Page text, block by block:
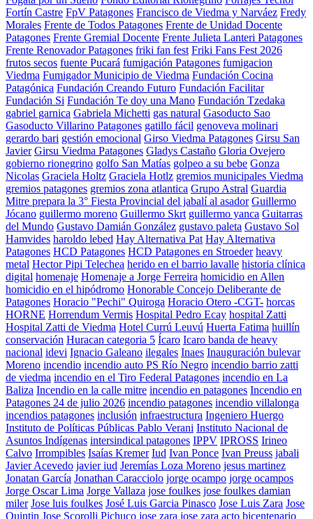
Fortín Castre FpV Patagones Francisco de Viedma y Narváez Fredy
Morales Frente de Todos Patagones Frente de Unidad Docente
Patagones Frente Gremial Docente Frente Julieta Lanteri Patagones
Frente Renovador Patagones friki fan fest Friki Fans Fest 2026
frutos secos fuente Pucará fumigación Patagones fumigacion
Viedma Fumigador Municipio de Viedma Fundación Cocina
Patagónica Fundación Creando Futuro Fundación Facilitar
Fundación Si Fundación Te doy una Mano Fundación Tzedaka
gabriel garnica Gabriela Michetti gas natural Gasoducto Sao
Gasoducto Villarino Patagones gatillo fácil genoveva molinari
gerardo bari gestión emocional Girso Viedma Patagones Girsu San
Javier Girsu Viedma Patagones Gladys Castaño Gloria Ovejero
gobierno rionegrino golfo San Matías golpeo a su bebe Gonza
Nicolas Graciela Holtz Graciela Hotlz gremios municipales Viedma
gremios patagones gremios zona atlantica Grupo Astral Guardia
Mitre prepara la 3° Fiesta Provincial del jabalí al asador Guillermo
Jócano guillermo moreno Guillermo Skrt guillermo yanca Guitarras
del Mundo Gustavo Damián González gustavo paleta Gustavo Sol
Hamvides haroldo lebed Hay Alternativa Pat Hay Alternativa
Patagones HCD Patagones HCD Patagones en Stroeder heavy
metal Hector Pipi Telechea herido en el barrio lavalle historia clínica
digital homenaje Homenaje a Jorge Ferreira homicidio en Allen
homicidio en el hipódromo Honorable Concejo Deliberante de
Patagones Horacio "Pechi" Quiroga Horacio Otero -CGT- horcas
HORNE Horrendum Vermis Hospital Pedro Ecay hospital Zatti
Hospital Zatti de Viedma Hotel Currú Leuvú Huerta Fatima huillín
conservación Huracan categoria 5 Ícaro Icaro banda de heavy
nacional idevi Ignacio Galeano ilegales Inaes Inauguración bulevar
Moreno incendio incendio auto PS Río Negro incendio barrio zatti
de viedma incendio en el Tiro Federal Patagones incendio en La
Baliza Incendio en la calle mitre incendio en patagones Incendio en
Patagones 24 de julio 2026 incendio patagones incendio villalonga
incendios patagones inclusión infraestructura Ingeniero Huergo
Instituto de Políticas Públicas Pablo Verani Instituto Nacional de
Asuntos Indígenas intersindical patagones IPPV IPROSS Irineo
Calvo Irrompibles Isaías Kremer Iud Ivan Ponce Ivan Preuss jabali
Javier Acevedo javier iud Jeremías Loza Moreno jesus martinez
Jonatan García Jonathan Caracciolo jorge ocampo jorge ocampos
Jorge Oscar Lima Jorge Vallaza jose foulkes jose foulkes damian
miler Jose luis foulkes José Luis Garcia Pinasco Jose Luis Zara Jose
Quintin Jose Scorolli Pichuco jose zara jose zara acto bicentenario